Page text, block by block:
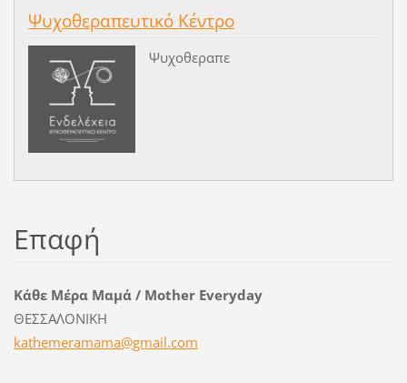
Ψυχοθεραπευτικό Κέντρο
Ψυχοθεραπε
Επαφή
Κάθε Μέρα Μαμά / Mother Everyday
ΘΕΣΣΑΛΟΝΙΚΗ
kathemeramama@gmail.com